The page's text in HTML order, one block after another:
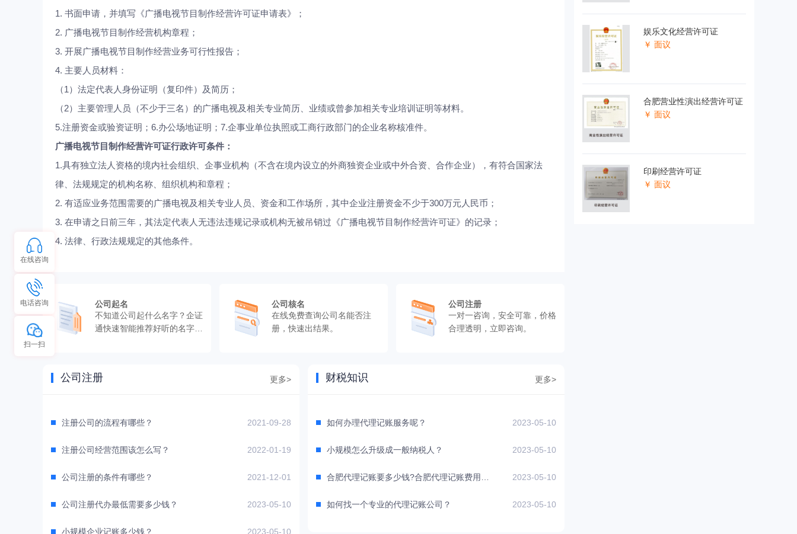
1. 书面申请，并填写《广播电视节目制作经营许可证申请表》；
2. 广播电视节目制作经营机构章程；
3. 开展广播电视节目制作经营业务可行性报告；
4. 主要人员材料：
（1）法定代表人身份证明（复印件）及简历；
（2） 主要管理人员（不少于三名）的广播电视及相关专业简历、业绩或曾参加相关专业培训证明等材料。
5.注册资金或验资证明；6.办公场地证明；7.企事业单位执照或工商行政部门的企业名称核准件。
广播电视节目制作经营许可证行政许可条件：
1.具有独立法人资格的境内社会组织、企事业机构（不含在境内设立的外商独资企业或中外合资、合作企业），有符合国家法
律、法规规定的机构名称、组织机构和章程；
2. 有适应业务范围需要的广播电视及相关专业人员、资金和工作场所，其中企业注册资金不少于300万元人民币；
3. 在申请之日前三年，其法定代表人无违法违规记录或机构无被吊销过《广播电视节目制作经营许可证》的记录；
4. 法律、行政法规规定的其他条件。
公司起名
不知道公司起什么名字？企证
通快速智能推荐好听的名字，
公司核名
在线免费查询公司名能否注
册，快速出结果。
公司注册
一对一咨询，安全可靠，价格
合理透明，立即咨询。
公司注册 更多>
注册公司的流程有哪些？ 2021-09-28
注册公司经营范围该怎么写？ 2022-01-19
公司注册的条件有哪些？ 2021-12-01
公司注册代办最低需要多少钱？ 2023-05-10
小规模企业记账多少钱？ 2023-05-10
财税知识 更多>
如何办理代理记账服务呢？ 2023-05-10
小规模怎么升级成一般纳税人？ 2023-05-10
2023-05-10
如何找一个专业的代理记账公司？ 2023-05-10
娱乐文化经营许可证
￥ 面议
合肥营业性演出经营许可证
￥ 面议
印刷经营许可证
￥ 面议
在线咨询
电话咨询
扫一扫